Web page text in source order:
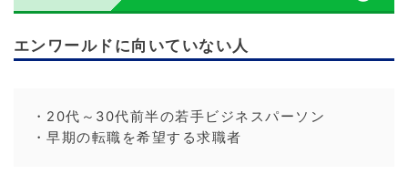
エンワールドに向いていない人
・20代～30代前半の若手ビジネスパーソン
・早期の転職を希望する求職者